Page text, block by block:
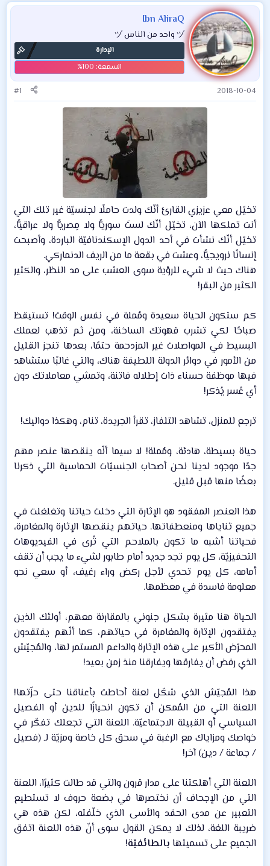
Ibn AliraQ
ヅ واحد من الناس ヅ
الإدارة
2018-10-04
#1
تخيّل معي عزيزي القارئ أنّك ولدت حاملًا لجنسيّة غير تلك التي
أنت تملكها الآن، تخيّل أنّك لستَ سوريًّا ولا مِصريًّا ولا عراقيًّا،
تخيّل أنّك نشأت في أحد الدول الإسكندنافيّة الباردة، وأصبحت
إنسانًا نرويجيًّا، وعشت في بقعة ما من الريف الدنماركي.​
هناك حيث لا شيء للرؤية سوى العشب على مد النظر، والكثير
الكثير من البقر!​
كم ستكون الحياة سعيدة ومُملة في نفس الوقت! تستيقظ
صباحًا لكي تشرب قهوتك الساخنة، ومن ثم تذهب لعملك
البسيط في المواصلات غير المزدحمة حتمًا، بعدها تنجز القليل
من الأمور في دوائر الدولة اللطيفة هناك، والتي غالبًا ستشاهد
فيها موظفة حسناء ذات إطلاله فاتنة، وتمشي معاملاتك دون
أي عُسر يُذكر!​
ترجع للمنزل، تشاهد التلفاز، تقرأ الجريدة، تنام، وهكذا دواليك!​
حياة بسيطة، هادئة، ومُملة! لا سيما أنّه ينقصها عنصر مهم
جدًا موجود لدينا نحن أصحاب الجنسيّات الحماسية التي ذكرنا
بعضًا منها قبل قليل.​
هذا العنصر المفقود هو الإثارة التي دخلت حياتنا وتغلغلت في
جميع ثناياها ومنعطفاتها. حياتهم ينقصها الإثارة والمغامرة،
فحياتنا أشبه ما تكون بالملاحم التي تُرى في الفيديوهات
التحفيزيّة، كل يوم تجد جديد أمام طابور لشيء ما يجب أن تقف
أمامه، كل يوم تحدي لأجل ركض وراء رغيف، أو سعي نحو
معلومة فاسدة في معظمها.​
الحياة هنا مثيرة بشكل جنوني بالمقارنة معهم، أولئك الذين
يفتقدون الإثارة والمغامرة في حياتهم، كما أنّهم يفتقدون
المحرّض الأكبر على هذه الإثارة والداعم المستمر لها، والمُجيّش
الذي رفض أن يفارقها ويفارقنا منذ زمن بعيد!​
هذا المُجيّش الذي شكّل لعنة أحاطت بأعناقنا حتى حزّتها!
اللعنة التي من المُمكن أن تكون انحيازًا للدين أو الفصيل
السياسي أو القبيلة الاجتماعيّة. اللعنة التي تجعلك تفكّر في
خواصك ومزاياك مع الرغبة في سحق كل خاصة ومزيّة لـ (فصيل
/ جماعة / دين) آخر!​
اللعنة التي أهلكتنا على مدار قرون والتي قد طالت كثيرًا، اللعنة
التي من الإجحاف أن نختصرها في بضعة حروف لا تستطيع
التعبير عن مدى الحقد والأسى الذي خلّفته، لكن هذه هي
ضريبة اللغة، لذلك لا يمكن القول سوى أنّ هذه اللعنة اتفق
الجميع على تسميتها بالطائفيّة!​